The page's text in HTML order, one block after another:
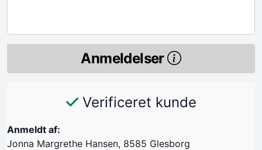
Anmeldelser
Verificeret kunde
Anmeldt af:
Jonna Margrethe Hansen, 8585 Glesborg